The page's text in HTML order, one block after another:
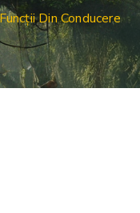
Din Conducere